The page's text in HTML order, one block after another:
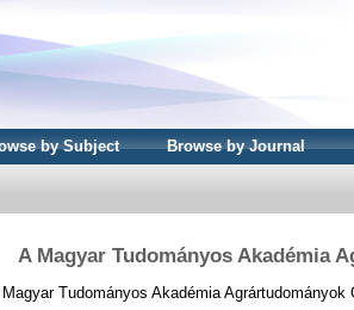
by Subject Browse by Journal
A Magyar Tudományos Akadémia
Tudományos Akadémia